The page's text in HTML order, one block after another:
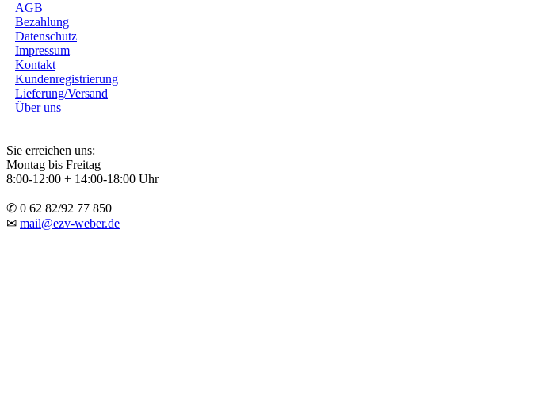
AGB
Bezahlung
Datenschutz
Impressum
Kontakt
Kundenregistrierung
Lieferung/Versand
Über uns
Sie erreichen uns:
Montag bis Freitag
8:00-12:00 + 14:00-18:00 Uhr
✆ 0 62 82/92 77 850
✉ mail@ezv-weber.de